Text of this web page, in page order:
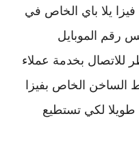
كارت فيزا يلا باي الخاص في
رقم الموبايل
للاتصال بخدمة عملاء
الساخن الخاص بفيزا
طويلا لكي تستطيع